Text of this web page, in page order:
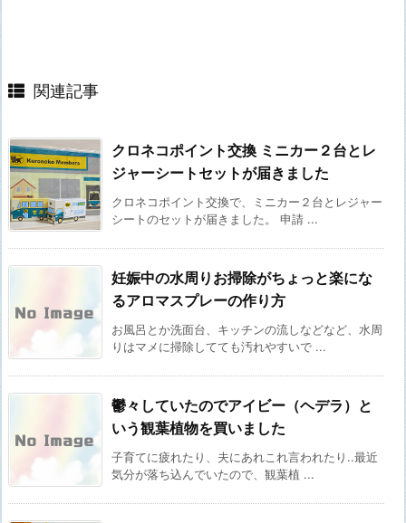
関連記事
クロネコポイント交換 ミニカー２台とレ
ジャーシートセットが届きました
クロネコポイント交換で、ミニカー２台とレジャー
シートのセットが届きました。 申請 ...
妊娠中の水周りお掃除がちょっと楽にな
るアロマスプレーの作り方
お風呂とか洗面台、キッチンの流しなどなど、水周
りはマメに掃除してても汚れやすいで ...
鬱々していたのでアイビー（ヘデラ）と
いう観葉植物を買いました
子育てに疲れたり、夫にあれこれ言われたり..最近
気分が落ち込んでいたので、観葉植 ...